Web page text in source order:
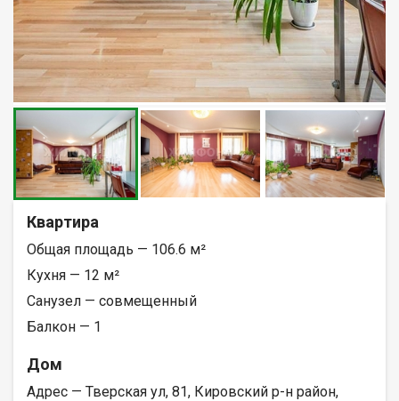
Квартира
Общая площадь — 106.6 м²
Кухня — 12 м²
Санузел — совмещенный
Балкон — 1
Дом
Адрес — Тверская ул, 81, Кировский р-н район,